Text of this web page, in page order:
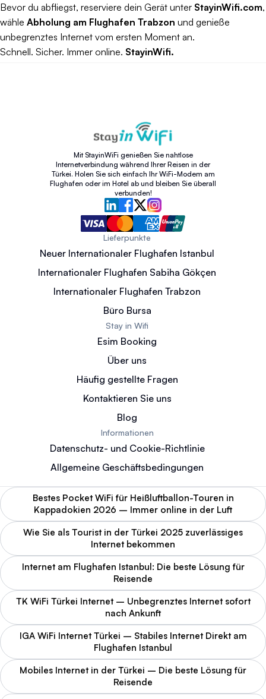
Bevor du abfliegst, reserviere dein Gerät unter StayinWifi.com,
wähle Abholung am Flughafen Trabzon und genieße
unbegrenztes Internet vom ersten Moment an.
Schnell. Sicher. Immer online. StayinWifi.
Mit StayinWiFi genießen Sie nahtlose
Internetverbindung während Ihrer Reisen in der
Türkei. Holen Sie sich einfach Ihr WiFi-Modem am
Flughafen oder im Hotel ab und bleiben Sie überall
verbunden!
Lieferpunkte
Neuer Internationaler Flughafen Istanbul
Internationaler Flughafen Sabiha Gökçen
Internationaler Flughafen Trabzon
Büro Bursa
Stay in Wifi
Esim Booking
Über uns
Häufig gestellte Fragen
Kontaktieren Sie uns
Blog
Informationen
Datenschutz- und Cookie-Richtlinie
Allgemeine Geschäftsbedingungen
Bestes Pocket WiFi für Heißluftballon-Touren in
Kappadokien 2026 – Immer online in der Luft
Wie Sie als Tourist in der Türkei 2025 zuverlässiges
Internet bekommen
Internet am Flughafen Istanbul: Die beste Lösung für
Reisende
TK WiFi Türkei Internet – Unbegrenztes Internet sofort
nach Ankunft
IGA WiFi Internet Türkei – Stabiles Internet Direkt am
Flughafen Istanbul
Mobiles Internet in der Türkei – Die beste Lösung für
Reisende